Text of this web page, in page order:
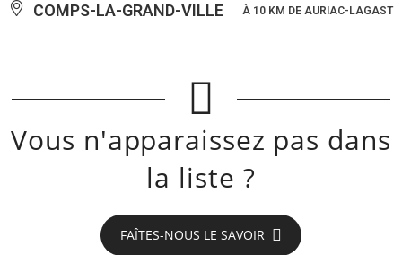
COMPS-LA-GRAND-VILLE À 10 KM DE AURIAC-LAGAST
Vous n'apparaissez pas dans
la liste ?
FAÎTES-NOUS LE SAVOIR